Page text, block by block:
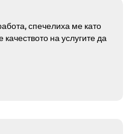
спечелиха ме като
на услугите да